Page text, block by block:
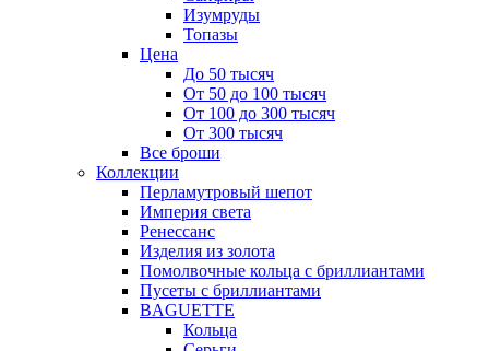
Изумруды
Топазы
Цена
До 50 тысяч
От 50 до 100 тысяч
От 100 до 300 тысяч
От 300 тысяч
Все броши
Коллекции
Перламутровый шепот
Империя света
Ренессанс
Изделия из золота
Помолвочные кольца с бриллиантами
Пусеты с бриллиантами
BAGUETTE
Кольца